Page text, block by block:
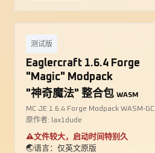
测试版
Eaglercraft 1.6.4 Forge
"Magic" Modpack
"神奇魔法" 整合包 WASM
MC JE 1.6.4 Forge Modpack WASM-GC
原作者: lax1dude
⚠️文件较大，启动时间特别久
🌏语言：仅英文原版